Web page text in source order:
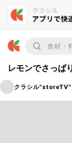
レモンでさっぱ
クラシル"storeTV"